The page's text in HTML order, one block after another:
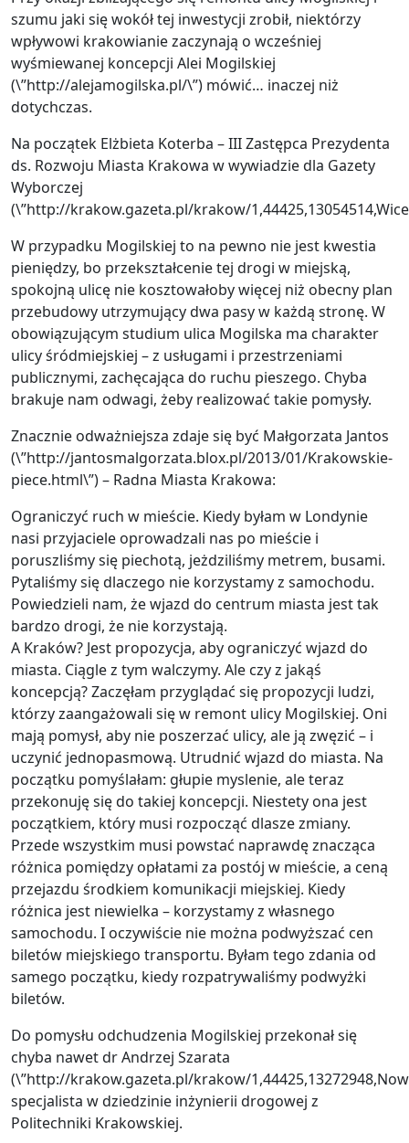
szumu jaki się wokół tej inwestycji zrobił, niektórzy
wpływowi krakowianie zaczynają o wcześniej
wyśmiewanej koncepcji Alei Mogilskiej
(\”http://alejamogilska.pl/\”) mówić… inaczej niż
dotychczas.
Na początek Elżbieta Koterba – III Zastępca Prezydenta
ds. Rozwoju Miasta Krakowa w wywiadzie dla Gazety
Wyborczej
(\”http://krakow.gazeta.pl/krakow/
W przypadku Mogilskiej to na pewno nie jest kwestia
pieniędzy, bo przekształcenie tej drogi w miejską,
spokojną ulicę nie kosztowałoby więcej niż obecny plan
przebudowy utrzymujący dwa pasy w każdą stronę. W
obowiązującym studium ulica Mogilska ma charakter
ulicy śródmiejskiej – z usługami i przestrzeniami
publicznymi, zachęcająca do ruchu pieszego. Chyba
brakuje nam odwagi, żeby realizować takie pomysły.
Znacznie odważniejsza zdaje się być Małgorzata Jantos
(\”http://jantosmalgorzata.blox.pl/2013/01/Krakowskie-
piece.html\”) – Radna Miasta Krakowa:
Ograniczyć ruch w mieście. Kiedy byłam w Londynie
nasi przyjaciele oprowadzali nas po mieście i
poruszliśmy się piechotą, jeżdziliśmy metrem, busami.
Pytaliśmy się dlaczego nie korzystamy z samochodu.
Powiedzieli nam, że wjazd do centrum miasta jest tak
bardzo drogi, że nie korzystają.
A Kraków? Jest propozycja, aby ograniczyć wjazd do
miasta. Ciągle z tym walczymy. Ale czy z jakąś
koncepcją? Zaczęłam przyglądać się propozycji ludzi,
którzy zaangażowali się w remont ulicy Mogilskiej. Oni
mają pomysł, aby nie poszerzać ulicy, ale ją zwęzić – i
uczynić jednopasmową. Utrudnić wjazd do miasta. Na
początku pomyślałam: głupie myslenie, ale teraz
przekonuję się do takiej koncepcji. Niestety ona jest
początkiem, który musi rozpocząć dlasze zmiany.
Przede wszystkim musi powstać naprawdę znacząca
różnica pomiędzy opłatami za postój w mieście, a ceną
przejazdu środkiem komunikacji miejskiej. Kiedy
różnica jest niewielka – korzystamy z własnego
samochodu. I oczywiście nie można podwyższać cen
biletów miejskiego transportu. Byłam tego zdania od
samego początku, kiedy rozpatrywaliśmy podwyżki
biletów.
Do pomysłu odchudzenia Mogilskiej przekonał się
chyba nawet dr Andrzej Szarata
(\”http://krakow.gazeta.pl/krakow/
specjalista w dziedzinie inżynierii drogowej z
Politechniki Krakowskiej.